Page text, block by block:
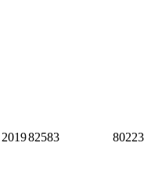
201982583 80223